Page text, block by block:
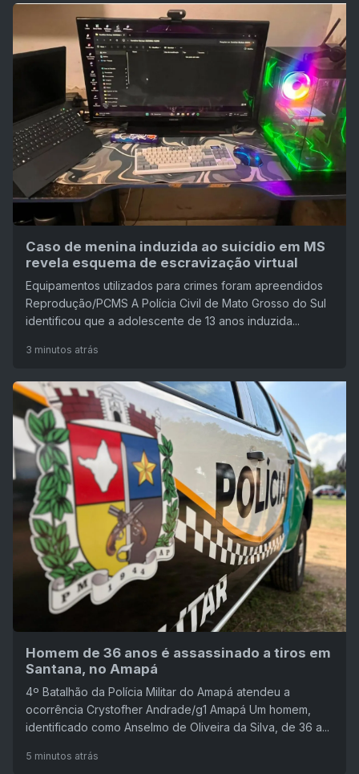
Caso de menina induzida ao suicídio em MS
revela esquema de escravização virtual
Equipamentos utilizados para crimes foram apreendidos
Reprodução/PCMS A Polícia Civil de Mato Grosso do Sul
identificou que a adolescente de 13 anos induzida...
3 minutos atrás
Homem de 36 anos é assassinado a tiros em
Santana, no Amapá
4º Batalhão da Polícia Militar do Amapá atendeu a
ocorrência Crystofher Andrade/g1 Amapá Um homem,
identificado como Anselmo de Oliveira da Silva, de 36 a...
5 minutos atrás